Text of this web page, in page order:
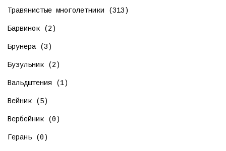
Травянистые многолетники (313)
Барвинок (2)
Брунера (3)
Бузульник (2)
Вальдштения (1)
Вейник (5)
Вербейник (0)
Герань (0)